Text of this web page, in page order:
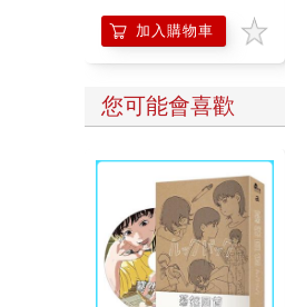
加入購物車
您可能會喜歡